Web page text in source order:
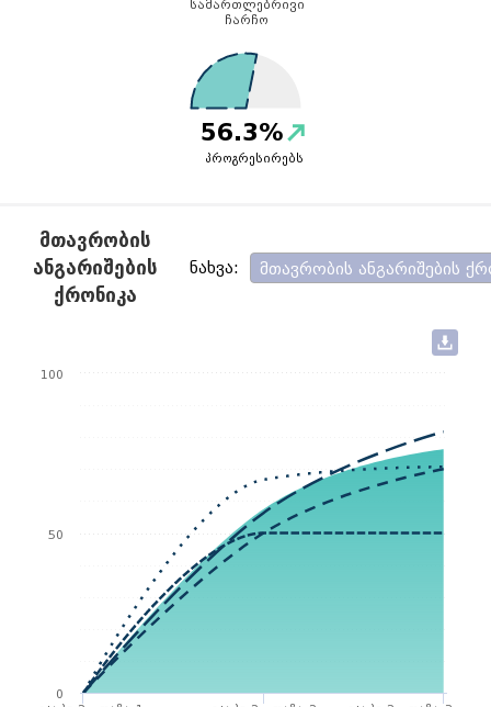
სამართლებრივი
ჩარჩო
56.3%
პროგრესირებს
ᲛᲗᲐᲕᲠᲝᲑᲘᲡ
ᲐᲜᲒᲐᲠᲘᲨᲔᲑᲘᲡ
ᲥᲠᲝᲜᲘᲙᲐ
ნახვა: მთავრობის ანგარიშების
0
50
100